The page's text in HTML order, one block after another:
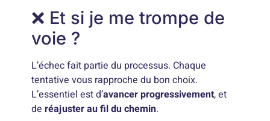
❌ Et si je me trompe de
voie ?
L’échec fait partie du processus. Chaque
tentative vous rapproche du bon choix.
L’essentiel est d’avancer progressivement, et
deréajuster au fil du chemin.